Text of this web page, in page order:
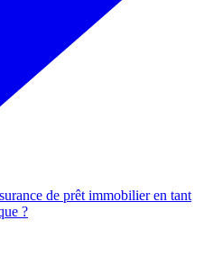
de prêt immobilier en tant
?